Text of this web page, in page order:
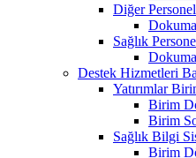
Diğer
Sağlık
Destek Hizmetleri
Yatırımlar
Birim
Birim
Sağlık Bilgi
Birim